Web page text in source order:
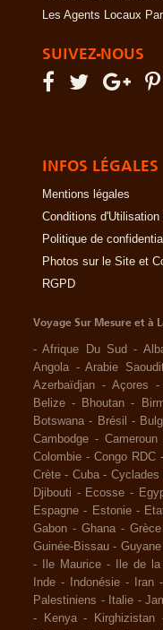
Les Agents Locaux
SUIVEZ-NOUS
INFOS LÉGALES
Mentions légales
Conditions
Politique de
Photos sur le Site et
RGPD
Voyage Sur Mesure et à
-Afrique Du Sud -
Angola -Arabie
Azerbaïdjan - Açores -
Belize - Bhoutan -
Botswana - Brésil -
Cambodge - Cameroun
Colombie - Congo RDC -
Crète - Cuba - Cyclades
Djibouti - Ecosse -
Espagne - Estonie -
Gabon - Ghana - Grèce
Guinée-Bissau - Guyane
-
Ile Maurice - Ile de
Inde - Indonésie - Iran -
Palestiniens - Italie -
-
Kenya - Kirghizistan